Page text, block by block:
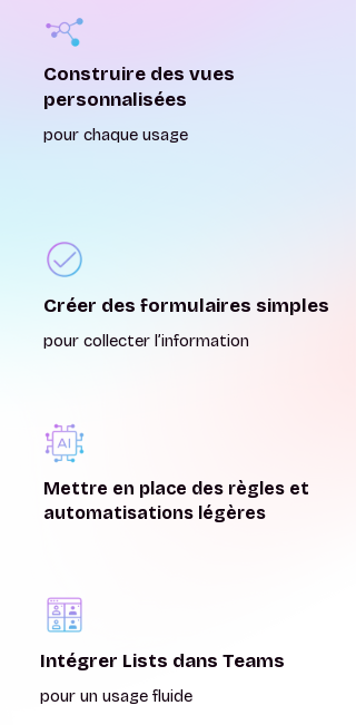
Construire des vues
personnalisées
pour chaque usage
Créer des formulaires simples
pour collecter l’information
Mettre en place des règles et
automatisations légères
Intégrer Lists dans Teams
pour un usage fluide